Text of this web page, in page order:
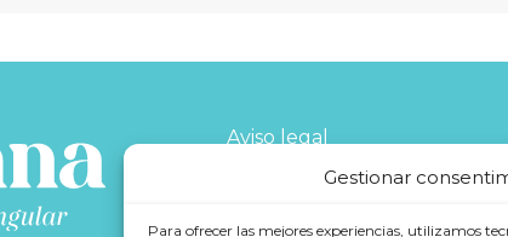
Gestionar
Para ofrecer las mejores experiencias, utilizamos
Aviso legal
Política de Privacidad